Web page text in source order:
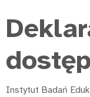
Instytut Badań